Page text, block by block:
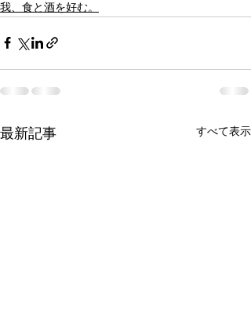
我、食と酒を好む。
最新記事 すべて表示